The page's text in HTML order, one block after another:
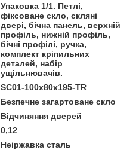
Упаковка 1/1. Петлі,
фіксоване скло, скляні
двері, бічна панель, верхній
профіль, нижній профіль,
бічні профілі, ручка,
комплект кріпильних
деталей, набір
ущільнювачів.
SC01-100x80x195-TR
Безпечне загартоване скло
Відчиняння дверей
0,12
Неіржавка сталь